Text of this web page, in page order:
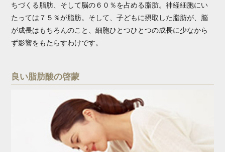
ちづくる脂肪、そして脳の６０％を占める脂肪。神経細胞にい
たっては７５％が脂肪。そして、子どもに摂取した脂肪が、脳
が成長はもちろんのこと、細胞ひとつひとつの成長に少なから
ず影響をもたらすわけです。
良い脂肪酸の啓蒙